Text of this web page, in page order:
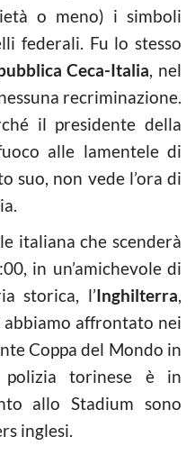
o meno) i simboli
federali. Fu lo stesso
Ceca-Italia, nel
recriminazione.
il presidente della
alle lamentele di
suo, non vede l’ora di
italiana che scenderà
in un’amichevole di
storica, l’Inghilterra,
abbiamo affrontato nei
Coppa del Mondo in
polizia torinese è in
allo Stadium sono
inglesi.